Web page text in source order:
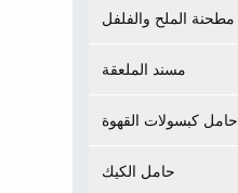
مطحنة الملح والفلفل
مسند الملعقة
حامل كبسولات القهوة
حامل الكيك